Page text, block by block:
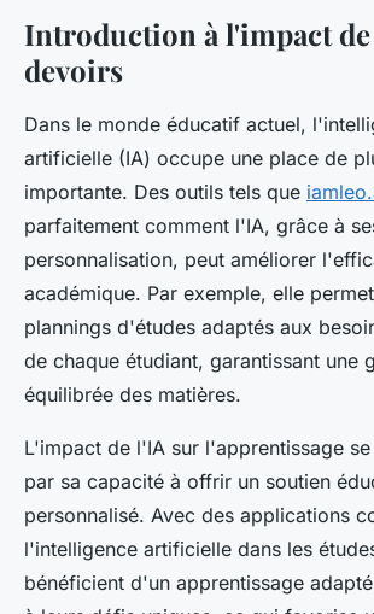
Introduction à l'impact
devoirs
Dans le monde éducatif actuel,
artificielle (IA) occupe une place de
importante. Des outils tels que
parfaitement comment l'IA, grâce à
personnalisation, peut améliorer
académique. Par exemple, elle
plannings d'études adaptés aux
de chaque étudiant, garantissant une
équilibrée des matières.
L'impact de l'IA sur l'apprentissage
par sa capacité à offrir un soutien
personnalisé. Avec des applications
l'intelligence artificielle dans les
bénéficient d'un apprentissage